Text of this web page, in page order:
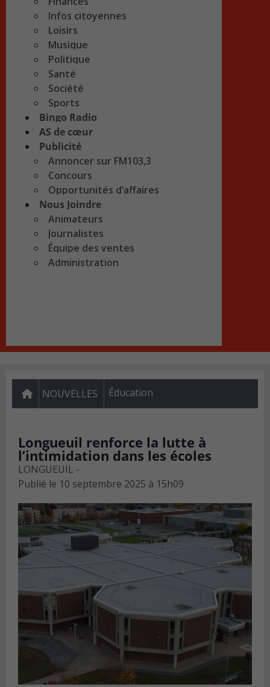
Infos citoyennes
Loisirs
Musique
Politique
Santé
Société
Sports
Bingo Radio
AS de cœur
Publicité
Annoncer sur FM103,3
Concours
Opportunités d’affaires
Nous Joindre
Animateurs
Journalistes
Équipe des ventes
Administration
NOUVELLES Éducation
Longueuil renforce la lutte à
l’intimidation dans les écoles
LONGUEUIL -
Publié le 10 septembre 2025 à 15h09